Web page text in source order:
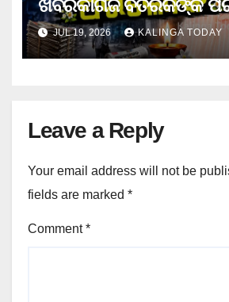
ଖବରକାଗଜ ବିତରକଙ୍କ
JUL 19, 2026 KALINGA TODAY
Leave a Reply
Your email address will not be
fields are marked *
Comment*